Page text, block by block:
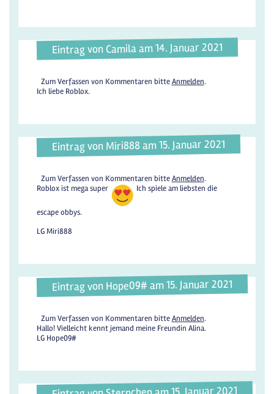
Eintrag von Camila am 14. Januar 2021
Zum Verfassen von Kommentaren bitteAnmelden.
Ich liebe Roblox.
Eintrag von Miri888 am 15. Januar 2021
Zum Verfassen von Kommentaren bitteAnmelden.
Roblox ist mega super
Ich spiele am liebsten die
escape obbys.
LG Miri888
Eintrag von Hope09# am 15. Januar 2021
Zum Verfassen von Kommentaren bitteAnmelden.
Hallo! Vielleicht kennt jemand meine Freundin Alina.
LG Hope09#